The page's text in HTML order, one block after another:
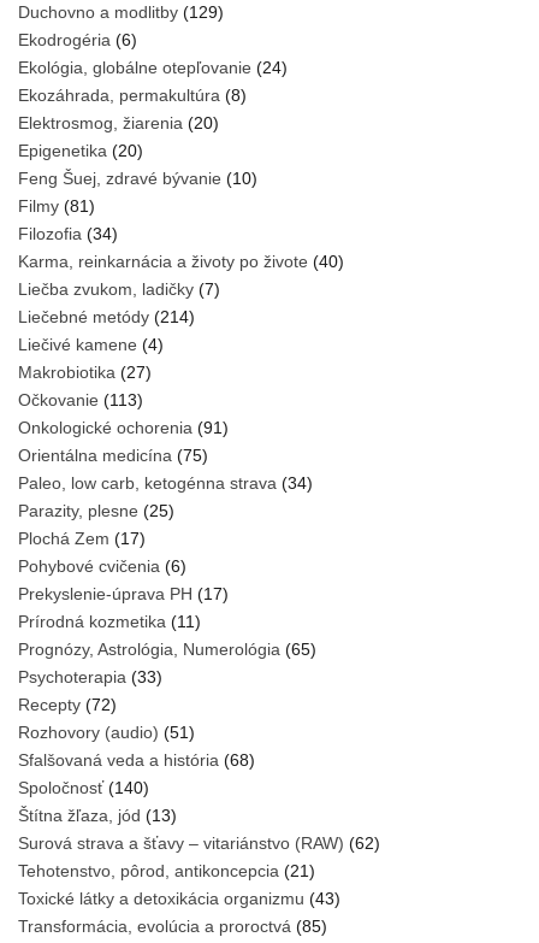
Duchovno a modlitby (129)
Ekodrogéria (6)
Ekológia, globálne otepľovanie (24)
Ekozáhrada, permakultúra (8)
Elektrosmog, žiarenia (20)
Epigenetika (20)
Feng Šuej, zdravé bývanie (10)
Filmy (81)
Filozofia (34)
Karma, reinkarnácia a životy po živote (40)
Liečba zvukom, ladičky (7)
Liečebné metódy (214)
Liečivé kamene (4)
Makrobiotika (27)
Očkovanie (113)
Onkologické ochorenia (91)
Orientálna medicína (75)
Paleo, low carb, ketogénna strava (34)
Parazity, plesne (25)
Plochá Zem (17)
Pohybové cvičenia (6)
Prekyslenie-úprava PH (17)
Prírodná kozmetika (11)
Prognózy, Astrológia, Numerológia (65)
Psychoterapia (33)
Recepty (72)
Rozhovory (audio) (51)
Sfalšovaná veda a história (68)
Spoločnosť(140)
Štítna žľaza, jód (13)
Surová strava a šťavy – vitariánstvo (RAW) (62)
Tehotenstvo, pôrod, antikoncepcia (21)
Toxické látky a detoxikácia organizmu (43)
Transformácia, evolúcia a proroctvá (85)